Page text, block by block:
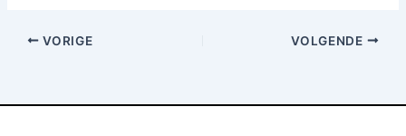
VORIGE VOLGENDE